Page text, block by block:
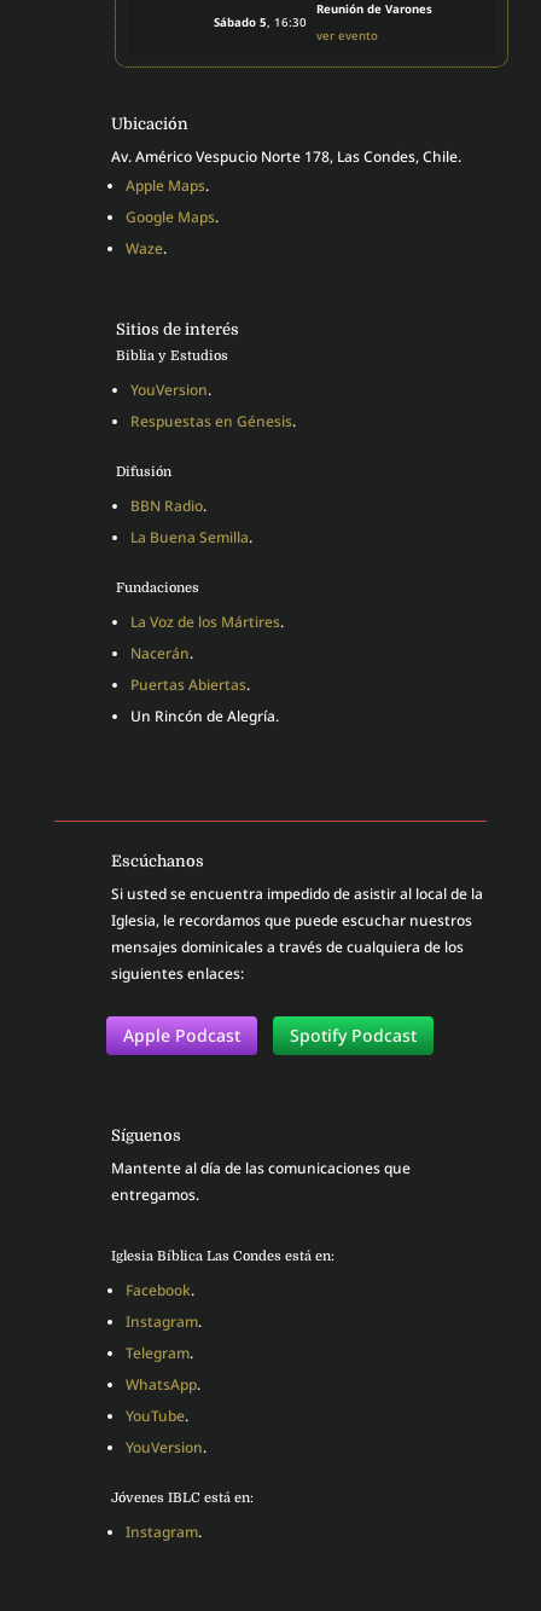
Sábado 5, 16:30
Reunión de Varones
ver evento
Ubicación
Av. Américo Vespucio Norte 178, Las Condes, Chile.
Apple Maps.
Google Maps.
Waze.
Sitios de interés
Biblia y Estudios
YouVersion.
Respuestas en Génesis.
Difusión
BBN Radio.
La Buena Semilla.
Fundaciones
La Voz de los Mártires.
Nacerán.
Puertas Abiertas.
Un Rincón de Alegría.
Escúchanos
Si usted se encuentra impedido de asistir al local de la
Iglesia, le recordamos que puede escuchar nuestros
mensajes dominicales a través de cualquiera de los
siguientes enlaces:
Apple Podcast Spotify Podcast
Síguenos
Mantente al día de las comunicaciones que
entregamos.
Iglesia Bíblica Las Condes está en:
Facebook.
Instagram.
Telegram.
WhatsApp.
YouTube.
YouVersion.
Jóvenes IBLC está en:
Instagram.